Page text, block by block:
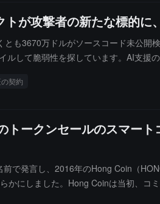
が攻撃者の新たな標的に
も3670万ドルがソースコード未公
ルして脆弱性を探しています。AI支
ンできます。プロトコルはすべての
契約
トークンセールのスマー
で発言し、2016年のHong Coin（
かにしました。Hong Coinは当初、